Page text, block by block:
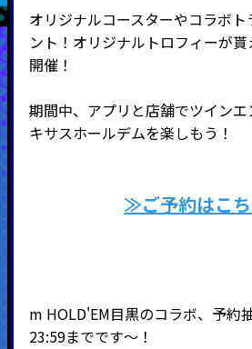
オリジナルコースターやコラボ
ント！オリジナルトロフィーが
開催！
期間中、アプリと店舗でツイン
キサスホールデムを楽しもう！
≫ご予約はこ
m HOLD'EM目黒のコラボ、予約
23:59までです～！